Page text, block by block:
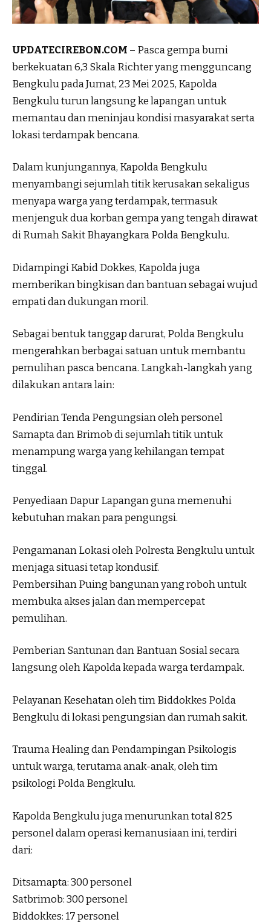
UPDATECIREBON.COM – Pasca gempa bumi
berkekuatan 6,3 Skala Richter yang mengguncang
Bengkulu pada Jumat, 23 Mei 2025, Kapolda
Bengkulu turun langsung ke lapangan untuk
memantau dan meninjau kondisi masyarakat serta
lokasi terdampak bencana.
Dalam kunjungannya, Kapolda Bengkulu
menyambangi sejumlah titik kerusakan sekaligus
menyapa warga yang terdampak, termasuk
menjenguk dua korban gempa yang tengah dirawat
di Rumah Sakit Bhayangkara Polda Bengkulu.
Didampingi Kabid Dokkes, Kapolda juga
memberikan bingkisan dan bantuan sebagai wujud
empati dan dukungan moril.
Sebagai bentuk tanggap darurat, Polda Bengkulu
mengerahkan berbagai satuan untuk membantu
pemulihan pasca bencana. Langkah-langkah yang
dilakukan antara lain:
Pendirian Tenda Pengungsian oleh personel
Samapta dan Brimob di sejumlah titik untuk
menampung warga yang kehilangan tempat
tinggal.
Penyediaan Dapur Lapangan guna memenuhi
kebutuhan makan para pengungsi.
Pengamanan Lokasi oleh Polresta Bengkulu untuk
menjaga situasi tetap kondusif.
Pembersihan Puing bangunan yang roboh untuk
membuka akses jalan dan mempercepat
pemulihan.
Pemberian Santunan dan Bantuan Sosial secara
langsung oleh Kapolda kepada warga terdampak.
Pelayanan Kesehatan oleh tim Biddokkes Polda
Bengkulu di lokasi pengungsian dan rumah sakit.
Trauma Healing dan Pendampingan Psikologis
untuk warga, terutama anak-anak, oleh tim
psikologi Polda Bengkulu.
Kapolda Bengkulu juga menurunkan total 825
personel dalam operasi kemanusiaan ini, terdiri
dari:
Ditsamapta: 300 personel
Satbrimob: 300 personel
Biddokkes: 17 personel